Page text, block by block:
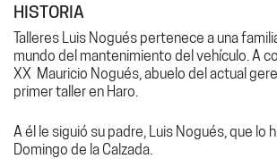
HISTORIA
Talleres Luis Nogués pertenece a una
mundo del mantenimiento del vehículo. A
XX Mauricio Nogués, abuelo del actual
primer taller en Haro.
A él le siguió su padre, Luis Nogués, que lo
Domingo de la Calzada.